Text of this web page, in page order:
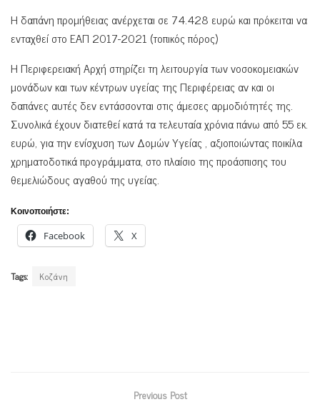
Η δαπάνη προμήθειας ανέρχεται σε 74.428 ευρώ και πρόκειται να
ενταχθεί στο ΕΑΠ 2017-2021 (τοπικός πόρος)
Η Περιφερειακή Αρχή στηρίζει τη λειτουργία των νοσοκομειακών
μονάδων και των κέντρων υγείας της Περιφέρειας αν και οι
δαπάνες αυτές δεν εντάσσονται στις άμεσες αρμοδιότητές της.
Συνολικά έχουν διατεθεί κατά τα τελευταία χρόνια πάνω από 55 εκ.
ευρώ, για την ενίσχυση των Δομών Υγείας , αξιοποιώντας ποικίλα
χρηματοδοτικά προγράμματα, στο πλαίσιο της προάσπισης του
θεμελιώδους αγαθού της υγείας.
Κοινοποιήστε:
Facebook X
Tags: Κοζάνη
Previous Post